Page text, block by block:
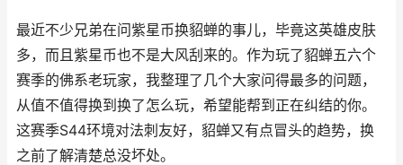
最近不少兄弟在问紫星币换貂蝉的事儿，毕竟这英雄皮肤
多，而且紫星币也不是大风刮来的。作为玩了貂蝉五六个
赛季的佛系老玩家，我整理了几个大家问得最多的问题，
从值不值得换到换了怎么玩，希望能帮到正在纠结的你。
这赛季S44环境对法刺友好，貂蝉又有点冒头的趋势，换
之前了解清楚总没坏处。